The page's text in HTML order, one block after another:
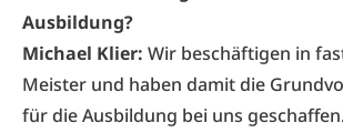
Ausbildung?
Michael Klier: Wir beschäftigen in
Meister und haben damit die
für die Ausbildung bei uns